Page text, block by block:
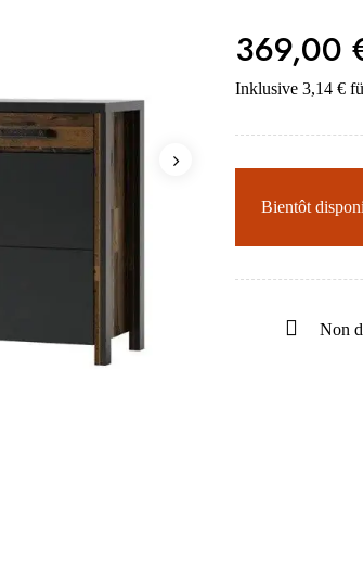
369,00
Inklusive 3,14 €
Bientôt
Non